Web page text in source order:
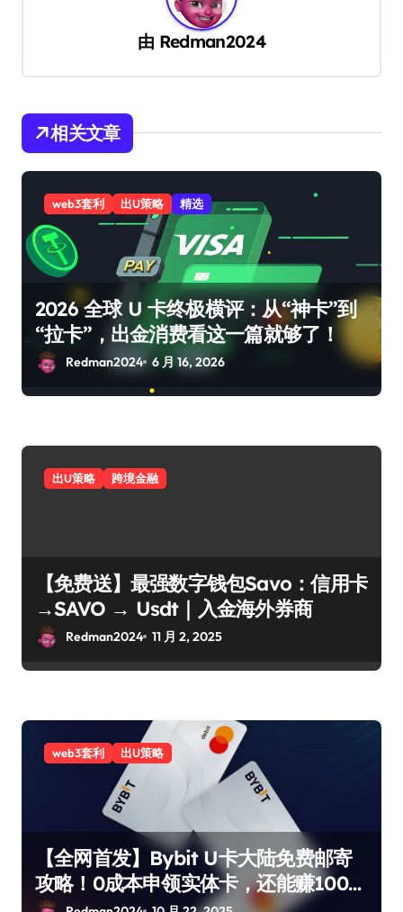
由 Redman2024
相关文章
web3套利 出U策略 精选
2026 全球 U 卡终极横评：从“神卡”到
“拉卡”，出金消费看这一篇就够了！
Redman2024 6 月 16, 2026
出U策略 跨境金融
【免费送】最强数字钱包Savo：信用卡
→SAVO → Usdt｜入金海外券商
Redman2024 11 月 2, 2025
web3套利 出U策略
【全网首发】Bybit U卡大陆免费邮寄
攻略！0成本申领实体卡，还能赚100U